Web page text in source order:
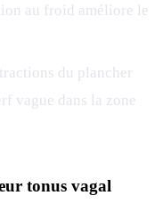
au froid améliore le
du plancher
vague dans la zone
tonus vagal